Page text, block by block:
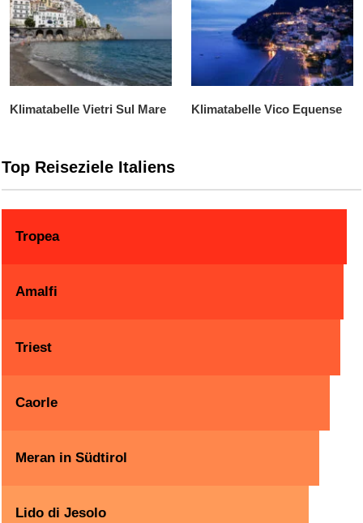
Klimatabelle Vietri Sul Mare Klimatabelle Vico Equense
Top Reiseziele Italiens
Tropea
Amalfi
Triest
Caorle
Meran in Südtirol
Lido di Jesolo